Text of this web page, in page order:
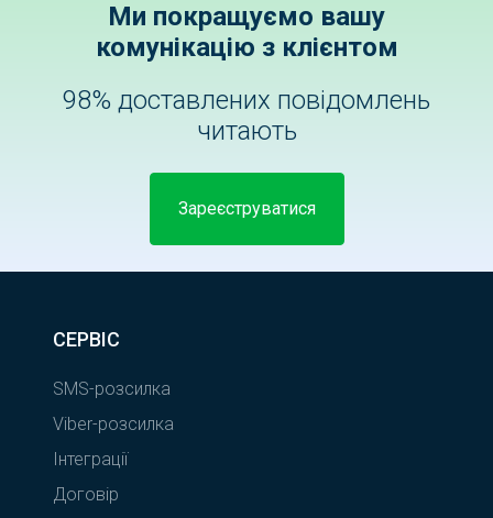
Ми покращуємо вашу
комунікацію з клієнтом
98% доставлених повідомлень
читають
Зареєструватися
СЕРВІС
SMS-розсилка
Viber-розсилка
Інтеграції
Договір